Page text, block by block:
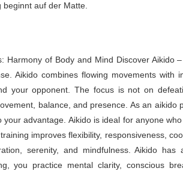
beginnt auf der Matte.
Harmony of Body and Mind Discover Aikido
Aikido combines flowing movements
your opponent. The focus is not on
balance, and presence. As an aikido
advantage. Aikido is ideal for anyone
improves flexibility, responsiveness,
serenity, and mindfulness. Aikido
you practice mental clarity, conscious